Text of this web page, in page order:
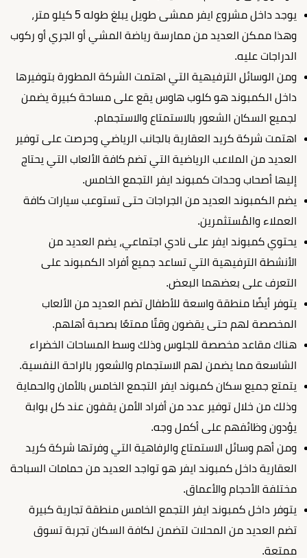
يوجد داخل مشروع ايفر ممشى طويل يبلغ طوله 5 كيلو متر،
وهذا ممكن العديد من ممارسة رياضة المشي أو الجري أو ركوب
الدراجات عليه.
ومن الوسائل الترفيهية التي اهتمت الشركة المطورة بتوفيرها
داخل الكمبوند هو كلوب هاوس يقع على مساحة كبيرة يضمن
لجميع السكان الشعور بالاستمتاع والاستجمام.
اهتمت شركة كريد العقارية بالجانب الرياضي وحرصت على توفير
العديد من الملاعب الرياضية التي تضم كافة الألعاب التي يحتاج
إليها أصحاب وحدات كمبوند ايفر التجمع الخامس.
يضم الكمبوند العديد من الجراجات حتى تستوعب سيارات كافة
العملاء والمُستثمرين.
يحتوي كمبوند ايفر على نادي اجتماعي، يضم العديد من
الأنشطة الترفيهية التي تساعد جميع أفراد الكمبوند على
التعرف على بعضهما البعض.
يتوفر أيضًا منطقة واسعة للأطفال تضم العديد من الألعاب
المخصصة لهم حتى يقضون وقتًا ممتعًا بصحبة أهلهم.
هناك مقاعد مخصصة للجلوس وذلك وسط المساحات الخضراء
الشاسعة مما يضمن لهم الاستجمام والشعور بالراحة النفسية.
يتمتع جميع سكان كمبوند ايفر التجمع الخامس بالأمان والحماية
وذلك من خلال توفير عدد من أفراد الأمن يقفون عند كل بوابة
يؤدون وظائفهم على أكمل وجه.
ومن أهم وسائل الاستمتاع والرفاهية التي وفرتها شركة كريد
العقارية داخل كمبوند ايفر هو تواجد العديد من حمامات السباحة
مختلفة الأحجام والأعماق.
يتوفر داخل كمبوند ايفر التجمع الخامس منطقة تجارية كبيرة
تضم العديد من المحلات لتضمن لكافة السكان تجربة تسوق
ممتعة.